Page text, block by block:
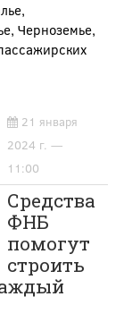
Черноземье,
21 января
2024 г. —
11:00
Средства
ФНБ
помогут
строить